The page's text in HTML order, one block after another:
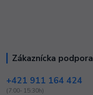
Zákaznícka podpora
+421 911 164 424
(7:00- 15:30h)